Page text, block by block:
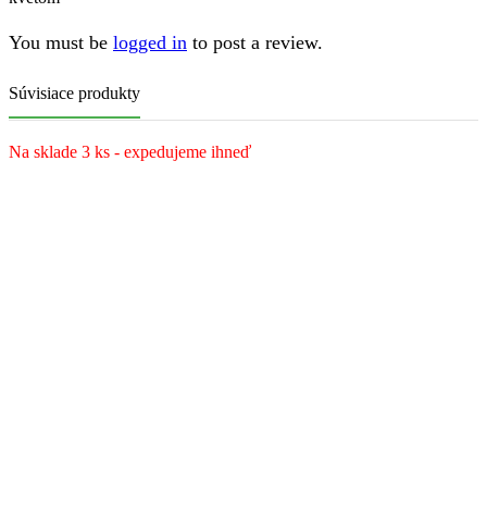
You must be logged in to post a review.
Súvisiace produkty
Na sklade 3 ks - expedujeme ihneď